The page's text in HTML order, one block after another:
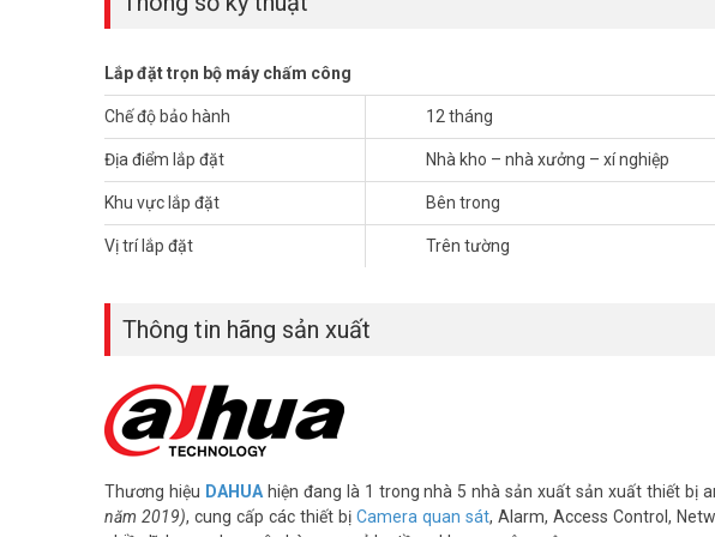
*** Xem thêm: Lỗi thường gặp ở máy chấm công và cách khắc phục
Khi nhu cầu lắp đặt máy chấm công cho nhà xưởng, nhà máy sản xuất với số
là vấn đề ca kip tại một số khu công nghiệp cũng như các nhà máy xí nghiệp. Hãy
Lựa chọn thương hiệu lắp đặt máy chấm công
nghiệp
Lắp đặt trọn bộ máy chấm công
Chế độ bảo hành 12 tháng
Địa điểm lắp đặt Nhà kho – nhà xưởng – xí nghiệp
Khu vực lắp đặt Bên trong
Vị trí lắp đặt Trên tường
Thông tin hãng sản xuất
Thương hiệu DAHUAhiện đang là 1 trong nhà 5 nhà sản xuất sản xuất thiết bị
năm 2019), cung cấp các thiết bị Camera quan sát, Alarm, Access Control,